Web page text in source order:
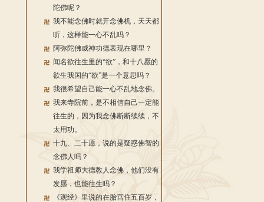
陀佛呢？
我不能念佛时就开念佛机，天天都
听，这样能一心不乱吗？
阿弥陀佛威神功德表现在哪里？
闻名欲往生里的“欲”，和十八愿的
欲生我国的“欲”是一个意思吗？
我很希望自己能一心不乱地念佛。
我来寺院前，是不相信自己一定能
往生的，因为我念佛断断续续，不
太用功。
十九、二十愿，说的是疑惑佛智的
念佛人吗？
我学祖师大德教人念佛，他们没有
发愿，也能往生吗？
《观经》里说的在胎宫住五百岁，